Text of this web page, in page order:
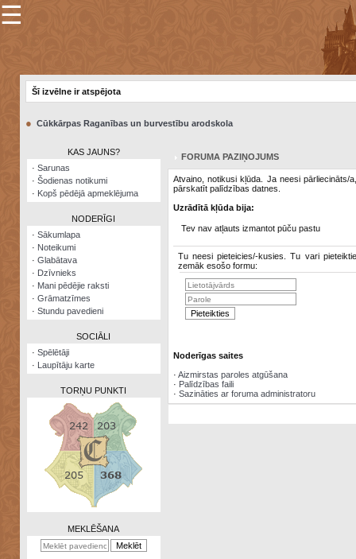
×
Šodienas
notikumi
Visatcera
almanahs
Arhīvs
Zināšanu
☰
Šī izvēlne ir atspējota
● Cūkkārpas Raganības un burvestību arodskola
KAS JAUNS?
· Sarunas
· Šodienas notikumi
· Kopš pēdējā apmeklējuma
NODERĪGI
· Sākumlapa
· Noteikumi
· Glabātava
· Dzīvnieks
· Mani pēdējie raksti
· Grāmatzīmes
· Stundu pavedieni
SOCIĀLI
· Spēlētāji
· Laupītāju karte
TORŅU PUNKTI
MEKLĒŠANA
FORUMA PAZIŅOJUMS
Atvaino, notikusi kļūda. Ja neesi pārliecināts/
pārskatīt palīdzības datnes.
Uzrādītā kļūda bija:
Tev nav atļauts izmantot pūču pastu
Tu neesi pieteicies/-kusies. Tu vari
zemāk esošo formu:
Noderīgas saites
· Aizmirstas paroles atgūšana
· Palīdzības faili
· Sazināties ar foruma administratoru